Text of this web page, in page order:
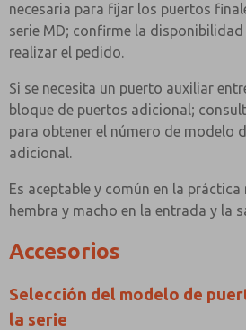
necesaria para fijar los puertos
serie MD; confirme la
realizar el pedido.
Si se necesita un puerto auxiliar
bloque de puertos adicional;
para obtener el número de modelo
adicional.
Es aceptable y común en la
hembra y macho en la entrada y la
Accesorios
Selección del modelo de
la serie